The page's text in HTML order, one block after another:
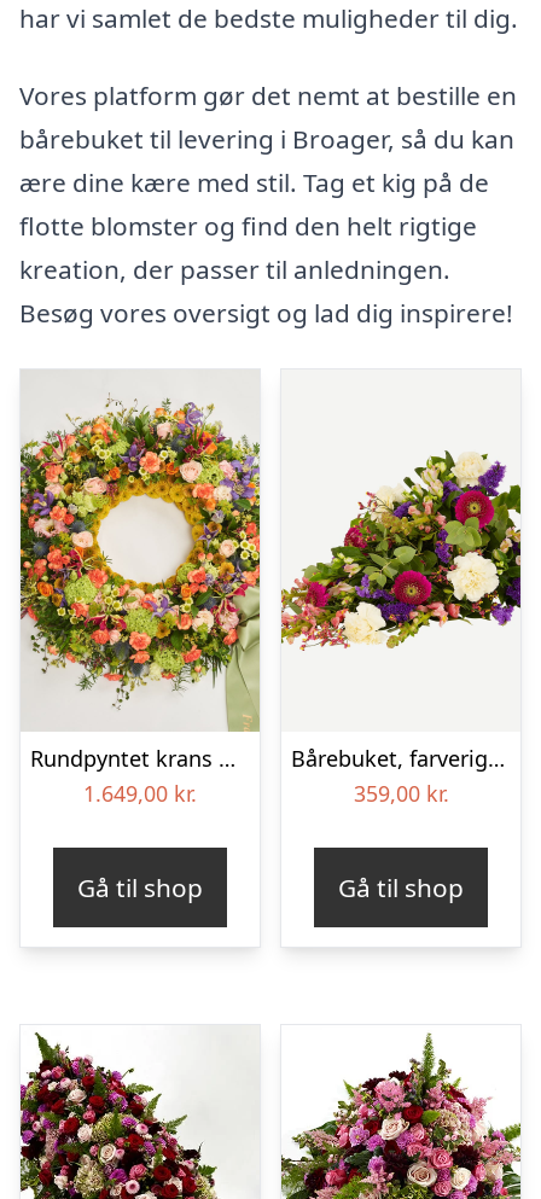
har vi samlet de bedste muligheder til dig.
Vores platform gør det nemt at bestille en
bårebuket til levering i Broager, så du kan
ære dine kære med stil. Tag et kig på de
flotte blomster og find den helt rigtige
kreation, der passer til anledningen.
Besøg vores oversigt og lad dig inspirere!
Rundpyntet krans med bånd – Et farverigt farvel
1.649,00 kr.
Gå til shop
Bårebuket, farverig (Floristens kreative valg)
359,00 kr.
Gå til shop